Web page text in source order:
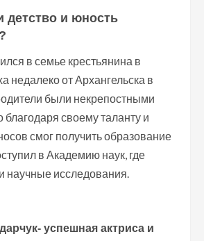
детство и юность
в семье крестьянина в
недалеко от Архангельска в
были некрепостными
благодаря своему таланту и
смог получить образование
в Академию наук, где
научные исследования.
успешная актриса и